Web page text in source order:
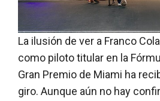
La ilusión de ver a Franco
como piloto titular en la
Gran Premio de Miami ha
giro. Aunque aún no hay